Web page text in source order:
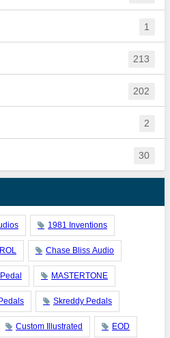
1
213
202
2
30
1981 Inventions
Chase Bliss Audio
MASTERTONE
Skreddy Pedals
Custom Illustrated EOD